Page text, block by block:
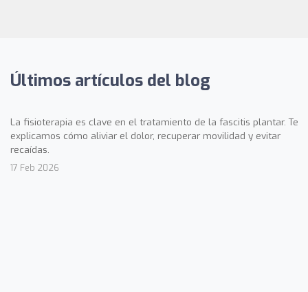
Últimos artículos del blog
La fisioterapia es clave en el tratamiento de la fascitis plantar. Te
explicamos cómo aliviar el dolor, recuperar movilidad y evitar
recaídas.
17 Feb 2026